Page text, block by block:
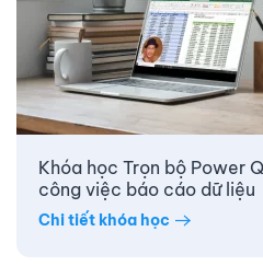
Khóa học Trọn bộ Power
công việc báo cáo dữ liệu
Chi tiết khóa học